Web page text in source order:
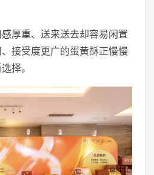
厚重、送来送去却容易闲置
接受度更广的蛋黄酥正慢慢
择。